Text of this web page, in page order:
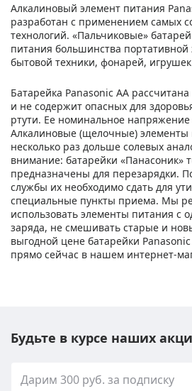
Алкалиновый элемент питания
разработан с применением самых
технологий. «Пальчиковые»
питания большинства портативной
бытовой техники, фонарей, игрушек
Батарейка Panasonic AA
и не содержит опасных для
ртути. Ее номинальное напряжение
Алкалиновые (щелочные) элементы
несколько раз дольше солевых
внимание: батарейки «Панасоник»
предназначены для перезарядки.
службы их необходимо сдать для
специальные пункты приема. Мы
использовать элементы питания с
заряда, не смешивать старые и
выгодной цене батарейки
прямо сейчас в нашем интернет-
Будьте в курсе наших